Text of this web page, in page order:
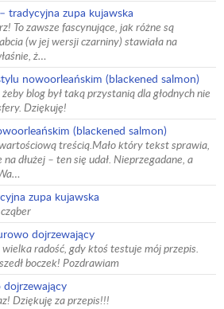
tradycyjna zupa kujawska
To zawsze fascynujące, jak różne są
(w jej wersji czarniny) stawiała na
ż…
nowoorleańskim (blackened salmon)
blog był taką przystanią dla głodnych nie
Dziękuję!
(blackened salmon)
treścią.Mało który tekst sprawia,
dłużej – ten się udał. Nieprzegadane, a
zupa kujawska
dojrzewający
radość, gdy ktoś testuje mój przepis.
boczek! Pozdrawiam
Dziękuję za przepis!!!